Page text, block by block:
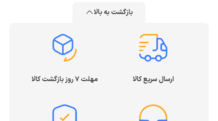
بازگشت به بالا
ارسال سریع کالا مهلت ۷ روز بازگشت کالا